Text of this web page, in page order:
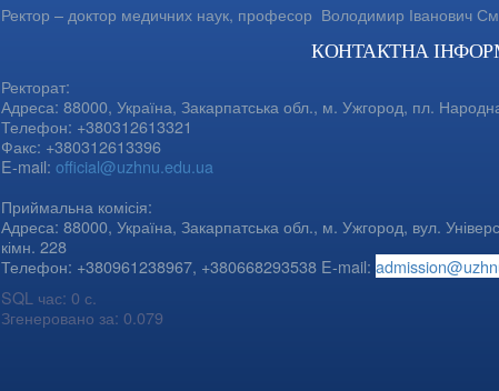
Ректор – доктор медичних наук, професор Володимир Іванович
КОНТАКТНА
Ректорат:
Адреса: 88000, Україна, Закарпатська обл., м. Ужгород, пл.
Телефон: +380312613321
Факс: +380312613396
E-mail: official@uzhnu.edu.ua
Приймальна комісія:
Адреса: 88000, Україна, Закарпатська обл., м. Ужгород, вул.
кімн. 228
Телефон: +380961238967, +380668293538 E-mail:
SQL час: 0 с.
Згенеровано за: 0.079